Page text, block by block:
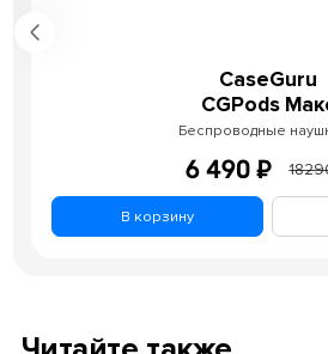
CaseGuru
CGPods
Беспроводные
6 490 ₽
В корзину